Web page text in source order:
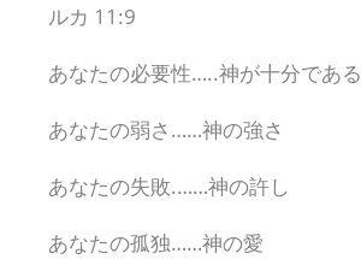
ルカ 11:9
あなたの必要性…..神が十分である
あなたの弱さ……神の強さ
あなたの失敗.……神の許し
あなたの孤独……神の愛